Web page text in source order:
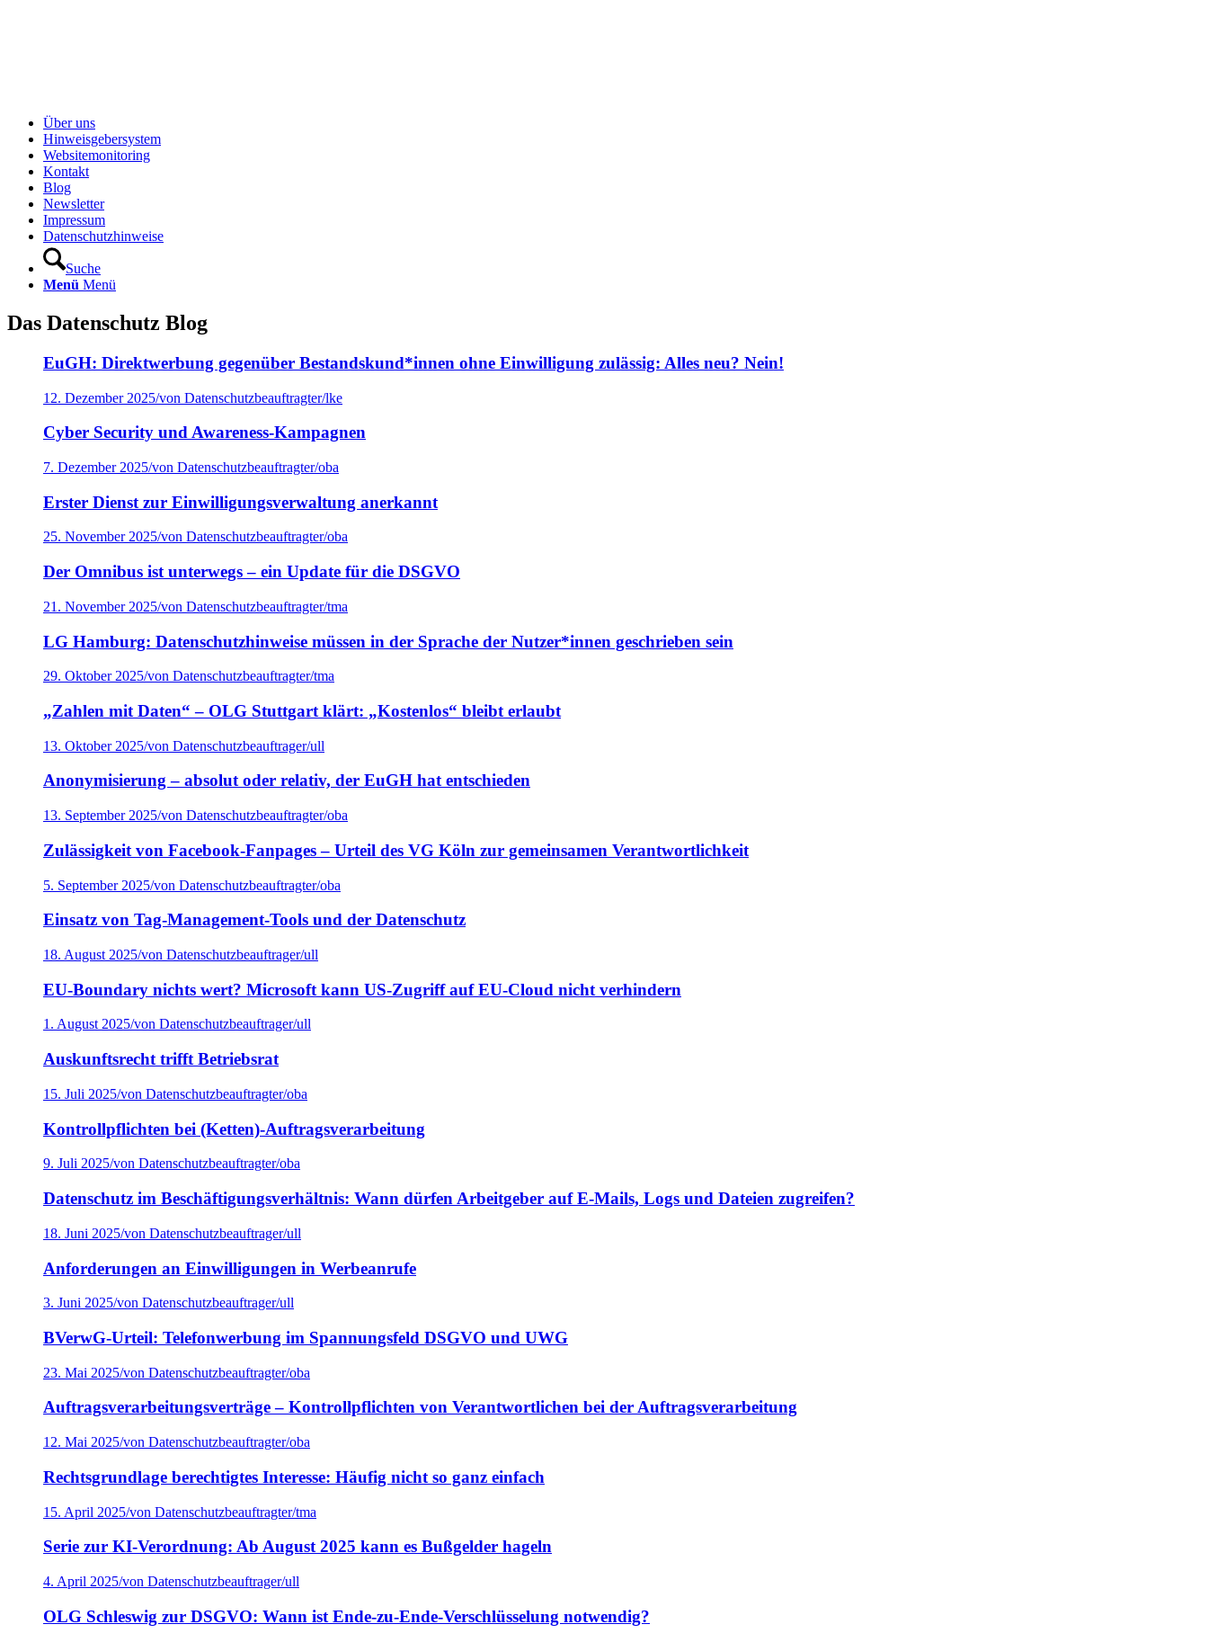
Über uns
Hinweisgebersystem
Websitemonitoring
Kontakt
Blog
Newsletter
Impressum
Datenschutzhinweise
Suche
Menü Menü
Das Datenschutz Blog
EuGH: Direktwerbung gegenüber Bestandskund*innen ohne Einwilligung zulässig: Alles neu? Nein!
12. Dezember 2025/von Datenschutzbeauftragter/lke
Cyber Security und Awareness-Kampagnen
7. Dezember 2025/von Datenschutzbeauftragter/oba
Erster Dienst zur Einwilligungsverwaltung anerkannt
25. November 2025/von Datenschutzbeauftragter/oba
Der Omnibus ist unterwegs – ein Update für die DSGVO
21. November 2025/von Datenschutzbeauftragter/tma
LG Hamburg: Datenschutzhinweise müssen in der Sprache der Nutzer*innen geschrieben sein
29. Oktober 2025/von Datenschutzbeauftragter/tma
„Zahlen mit Daten“ – OLG Stuttgart klärt: „Kostenlos“ bleibt erlaubt
13. Oktober 2025/von Datenschutzbeauftrager/ull
Anonymisierung – absolut oder relativ, der EuGH hat entschieden
13. September 2025/von Datenschutzbeauftragter/oba
Zulässigkeit von Facebook-Fanpages – Urteil des VG Köln zur gemeinsamen Verantwortlichkeit
5. September 2025/von Datenschutzbeauftragter/oba
Einsatz von Tag-Management-Tools und der Datenschutz
18. August 2025/von Datenschutzbeauftrager/ull
EU-Boundary nichts wert? Microsoft kann US-Zugriff auf EU-Cloud nicht verhindern
1. August 2025/von Datenschutzbeauftrager/ull
Auskunftsrecht trifft Betriebsrat
15. Juli 2025/von Datenschutzbeauftragter/oba
Kontrollpflichten bei (Ketten)-Auftragsverarbeitung
9. Juli 2025/von Datenschutzbeauftragter/oba
Datenschutz im Beschäftigungsverhältnis: Wann dürfen Arbeitgeber auf E-Mails, Logs und Dateien zugreifen?
18. Juni 2025/von Datenschutzbeauftrager/ull
Anforderungen an Einwilligungen in Werbeanrufe
3. Juni 2025/von Datenschutzbeauftrager/ull
BVerwG-Urteil: Telefonwerbung im Spannungsfeld DSGVO und UWG
23. Mai 2025/von Datenschutzbeauftragter/oba
Auftragsverarbeitungsverträge – Kontrollpflichten von Verantwortlichen bei der Auftragsverarbeitung
12. Mai 2025/von Datenschutzbeauftragter/oba
Rechtsgrundlage berechtigtes Interesse: Häufig nicht so ganz einfach
15. April 2025/von Datenschutzbeauftragter/tma
Serie zur KI-Verordnung: Ab August 2025 kann es Bußgelder hageln
4. April 2025/von Datenschutzbeauftrager/ull
OLG Schleswig zur DSGVO: Wann ist Ende-zu-Ende-Verschlüsselung notwendig?